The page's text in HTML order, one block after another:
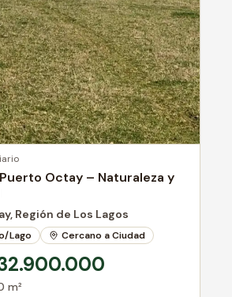
Octay – Naturaleza y
Región de Los Lagos
Lago
Cercano a Ciudad
m²